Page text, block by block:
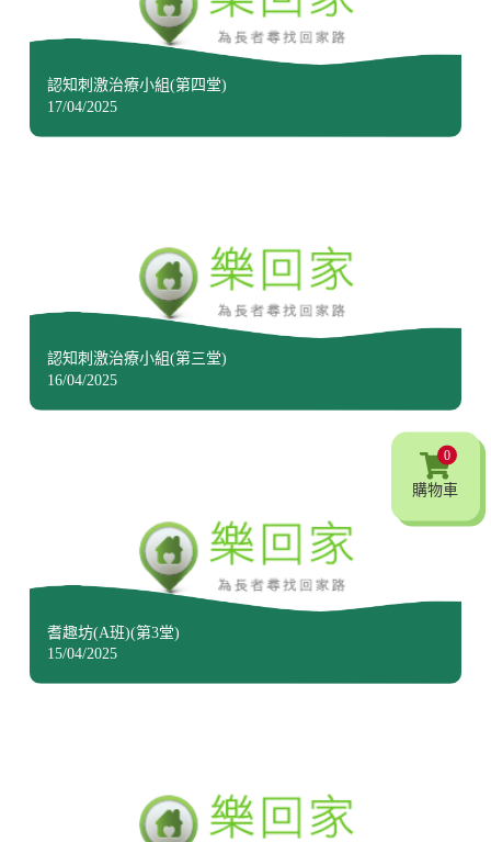
認知刺激治療小組(第四堂)
17/04/2025
認知刺激治療小組(第三堂)
16/04/2025
耆趣坊(A班)(第3堂)
15/04/2025
0
購物車